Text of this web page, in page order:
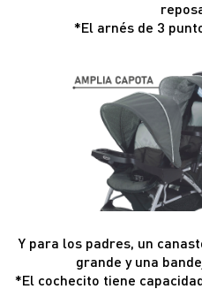
*El arnés de 3
Y para los padres, un
grande y una
*El cochecito tiene